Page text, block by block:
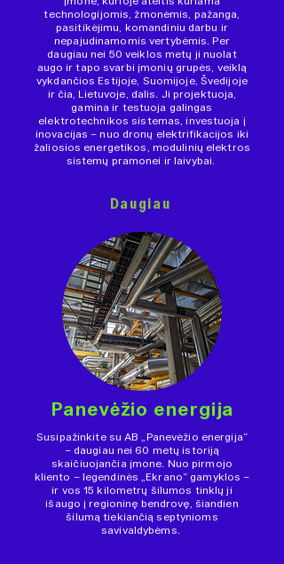
technologijomis, žmonėmis, pažanga,
pasitikėjimu, komandiniu darbu ir
nepajudinamomis vertybėmis. Per
daugiau nei 50 veiklos metų ji nuolat
augo ir tapo svarbi įmonių grupės, veiklą
vykdančios Estijoje, Suomijoje, Švedijoje
ir čia, Lietuvoje, dalis. Ji projektuoja,
gamina ir testuoja galingas
elektrotechnikos sistemas, investuoja į
inovacijas – nuo dronų elektrifikacijos iki
žaliosios energetikos, modulinių elektros
sistemų pramonei ir laivybai.
Daugiau
Panevėžio energija
Susipažinkite su AB „Panevėžio energija“
– daugiau nei 60 metų istoriją
skaičiuojančia įmone. Nuo pirmojo
kliento – legendinės „Ekrano“ gamyklos –
ir vos 15 kilometrų šilumos tinklų ji
išaugo į regioninę bendrovę, šiandien
šilumą tiekiančią septynioms
savivaldybėms.